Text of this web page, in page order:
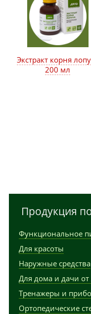
Экстракт корня
200 мл
Продукция
Функциональное
Для красоты
Наружные средства
Для дома и дачи от
Тренажеры и
Ортопедические